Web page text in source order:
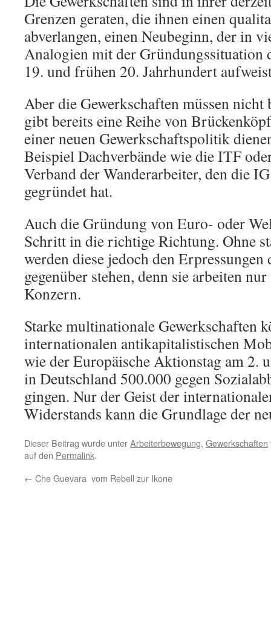
Grenzen geraten, die ihnen einen
abverlangen, einen Neubeginn, der in
Analogien mit der Gründungssituation
19. und frühen 20. Jahrhundert
Aber die Gewerkschaften müssen nicht
gibt bereits eine Reihe von
einer neuen Gewerkschaftspolitik
Beispiel Dachverbände wie die ITF
Verband der Wanderarbeiter, den die
gegründet hat.
Auch die Gründung von Euro- oder
Schritt in die richtige Richtung. Ohne
werden diese jedoch den
gegenüber stehen, denn sie arbeiten
Konzern.
Starke multinationale Gewerkschaften
internationalen antikapitalistischen
wie der Europäische Aktionstag am 2.
in Deutschland 500.000 gegen
gingen. Nur der Geist der
Widerstands kann die Grundlage der
Dieser Beitrag wurde unterArbeiterbewegung, Gewerkschaften
auf den Permalink.
← Che Guevara  vom Rebell zur Ikone